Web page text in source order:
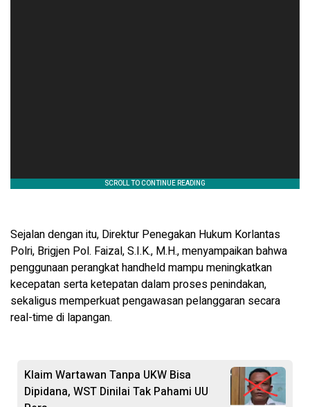
Sejalan dengan itu, Direktur Penegakan Hukum Korlantas
Polri, Brigjen Pol. Faizal, S.I.K., M.H., menyampaikan bahwa
penggunaan perangkat handheld mampu meningkatkan
kecepatan serta ketepatan dalam proses penindakan,
sekaligus memperkuat pengawasan pelanggaran secara
real-time di lapangan.
Klaim Wartawan Tanpa UKW Bisa
Dipidana, WST Dinilai Tak Pahami UU